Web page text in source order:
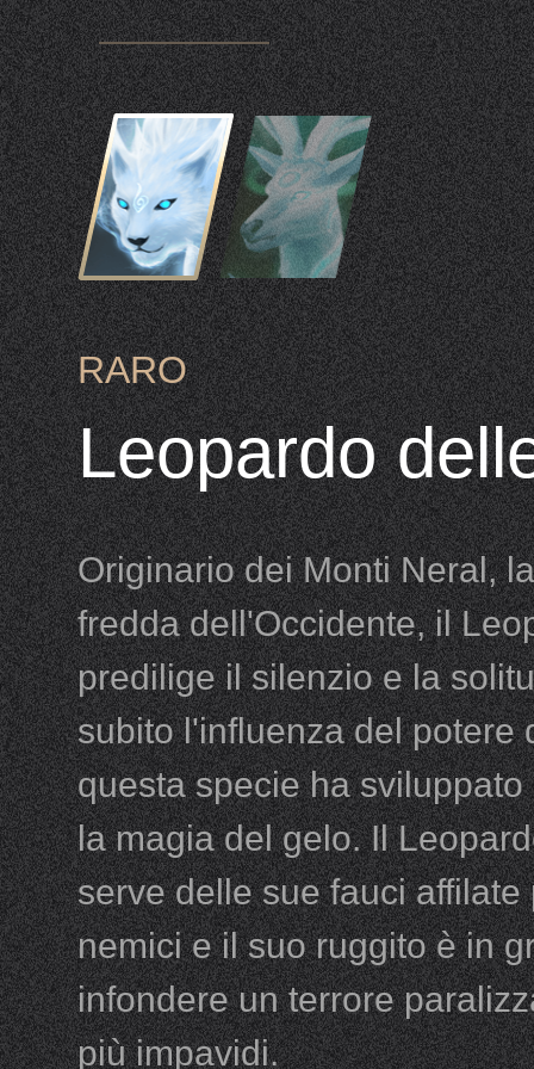
RARO
Leopardo
Originario dei Monti Neral,
fredda dell'Occidente, il
predilige il silenzio e la
subito l'influenza del potere
questa specie ha
la magia del gelo. Il
serve delle sue fauci
nemici e il suo ruggito è in
infondere un terrore
più impavidi.